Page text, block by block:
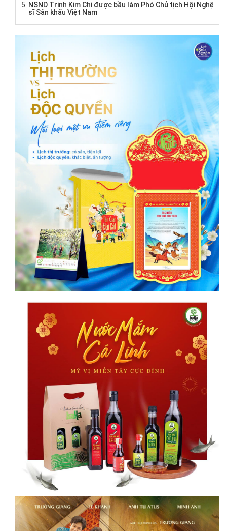
NSND Trịnh Kim Chi được bầu làm Phó Chủ tịch Hội Nghệ
sĩ Sân khấu Việt Nam